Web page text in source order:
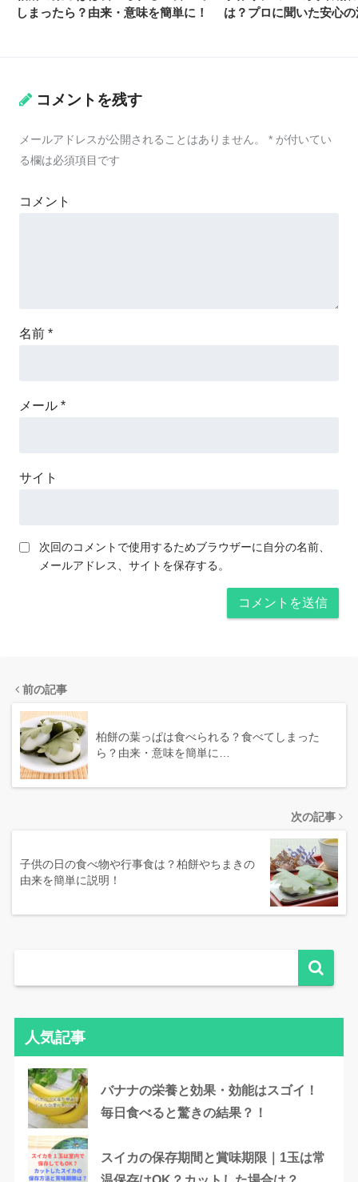
しまったら？由来・意味を簡単に！
は？プロに聞いた安心
コメントを残す
メールアドレスが公開されることはありません。 * が付いてい
る欄は必須項目です
コメント
名前 *
メール *
サイト
次回のコメントで使用するためブラウザーに自分の名前、
メールアドレス、サイトを保存する。
前の記事
柏餅の葉っぱは食べられる？食べてしまった
ら？由来・意味を簡単に…
次の記事
子供の日の食べ物や行事食は？柏餅やちまきの
由来を簡単に説明！
人気記事
バナナの栄養と効果・効能はスゴイ！
毎日食べると驚きの結果？！
スイカの保存期間と賞味期限｜1玉は常